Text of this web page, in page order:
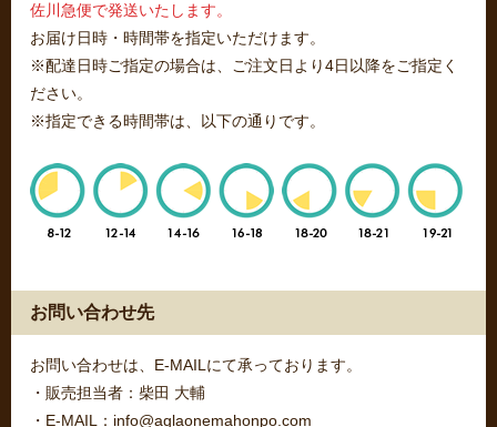
佐川急便で発送いたします。
お届け日時・時間帯を指定いただけます。
※配達日時ご指定の場合は、ご注文日より4日以降をご指定く
ださい。
※指定できる時間帯は、以下の通りです。
お問い合わせ先
お問い合わせは、E-MAILにて承っております。
・販売担当者：柴田 大輔
・E-MAIL：info@aglaonemahonpo.com